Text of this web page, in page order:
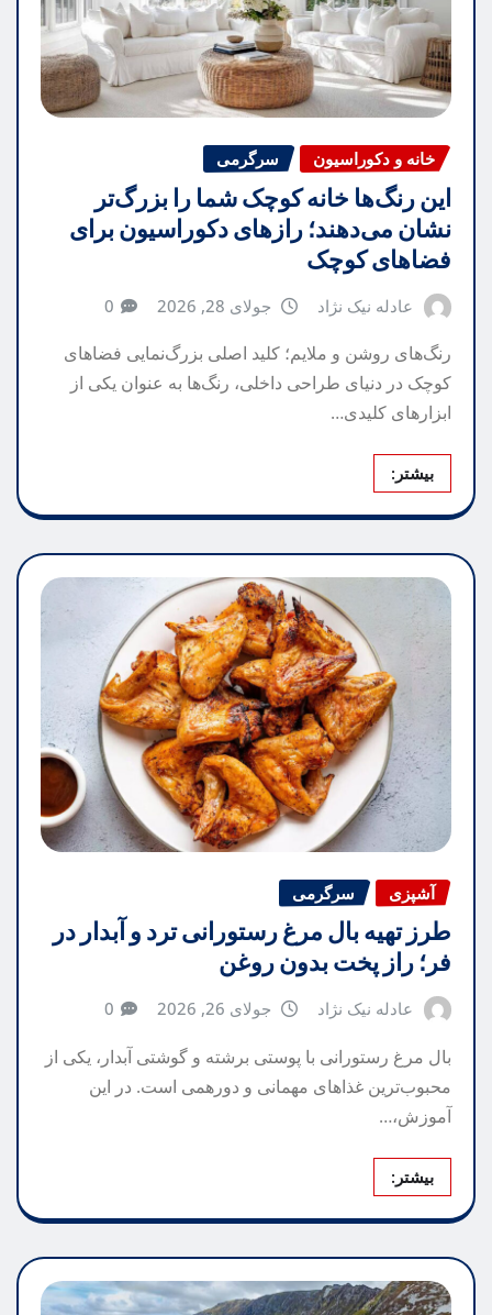
خانه و دکوراسیون سرگرمی
این رنگ‌ها خانه کوچک شما را بزرگ‌تر
نشان می‌دهند؛ رازهای دکوراسیون برای
فضاهای کوچک
عادله نیک نژاد جولای 28, 2026 0
رنگ‌های روشن و ملایم؛ کلید اصلی بزرگ‌نمایی فضاهای
کوچک در دنیای طراحی داخلی، رنگ‌ها به عنوان یکی از
ابزارهای کلیدی…
بیشتر:
آشپزی سرگرمی
طرز تهیه بال مرغ رستورانی ترد و آبدار در
فر؛ راز پخت بدون روغن
عادله نیک نژاد جولای 26, 2026 0
بال مرغ رستورانی با پوستی برشته و گوشتی آبدار، یکی از
محبوب‌ترین غذاهای مهمانی و دورهمی است. در این
آموزش،…
بیشتر: